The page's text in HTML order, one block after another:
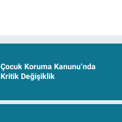
Çocuk Koruma Kanunu’nda
Kritik Değişiklik